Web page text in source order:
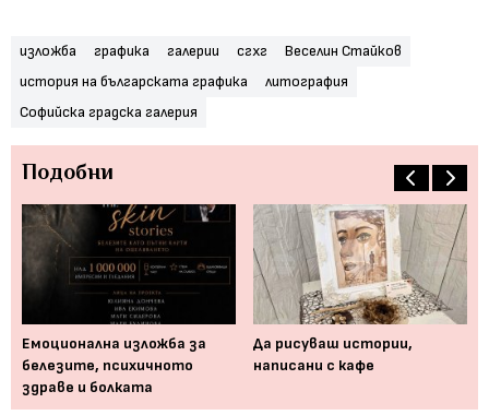
изложба графика галерии сгхг
Веселин Стайков
история на българската графика
литография
Софийска градска галерия
Подобни
Емоционална изложба за
белезите, психичното
здраве и болката
Да рисуваш истории,
написани с кафе